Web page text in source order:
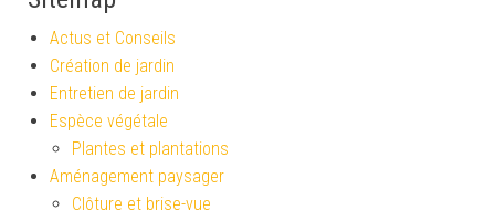
Actus et Conseils
Création de jardin
Entretien de jardin
Espèce végétale
Plantes et plantations
Aménagement paysager
Clôture et brise-vue